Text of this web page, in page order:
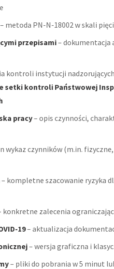
– metoda PN-N-18002 w skali
przepisami– dokumentacja
kontroli instytucji
setki kontroli Państwowej
pracy– opis czynności,
wykaz czynników (m.in.
– kompletne szacowanie ryzyka
konkretne zalecenia
19– aktualizacja
– wersja graficzna i
– pliki do pobrania w 5 minut